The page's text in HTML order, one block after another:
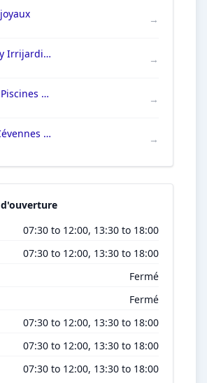
→
Irripiscine by Irrijardin Alès →
AQUATERRE Piscines et spas - MAGILINE →
Hydro Pool Cévennes - PISCINES HydroSud Alès →
07:30 to 12:00, 13:30 to 18:00
07:30 to 12:00, 13:30 to 18:00
Fermé
Fermé
07:30 to 12:00, 13:30 to 18:00
07:30 to 12:00, 13:30 to 18:00
07:30 to 12:00, 13:30 to 18:00